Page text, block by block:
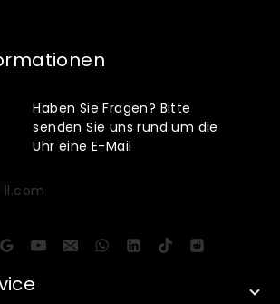
Haben Sie Fragen? Bitte
senden Sie uns rund um die
Uhr eine E-Mail
il.com